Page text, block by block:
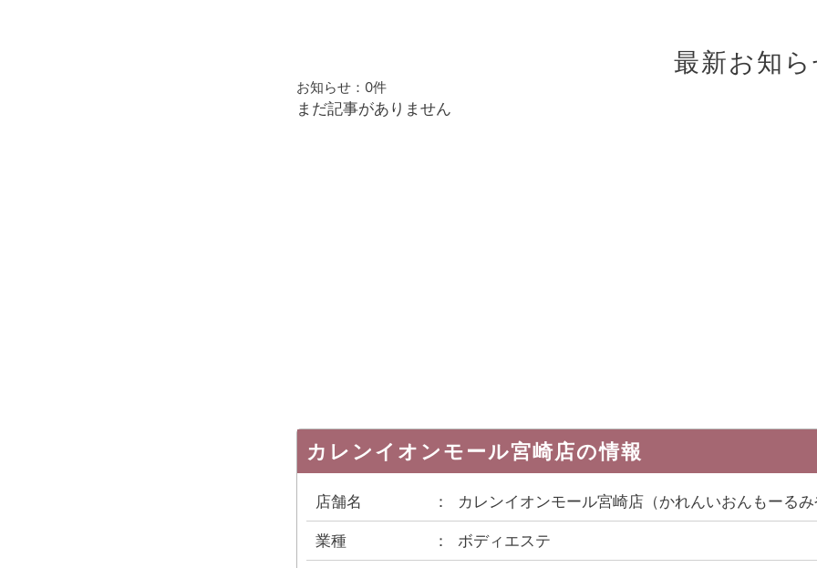
最新お知
お知らせ： 0件
まだ記事がありません
カレンイオンモール宮崎店の情報
店舗名 カレンイオンモール宮崎店 （かれんいおんもーる
業種 ボディエステ